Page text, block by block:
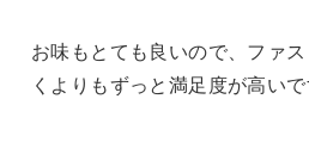
お味もとても良いので、ファ
くよりもずっと満足度が高いで